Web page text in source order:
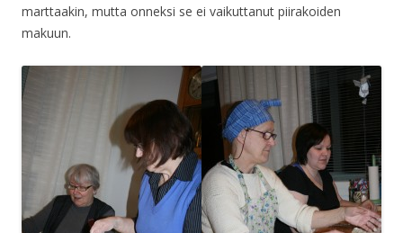
marttaakin, mutta onneksi se ei vaikuttanut piirakoiden
makuun.